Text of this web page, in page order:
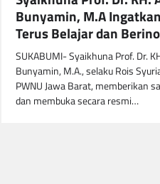
Bunyamin, M.A Ingatkan
Terus Belajar dan
SUKABUMI- Syaikhuna Prof. Dr.
Bunyamin, M.A., selaku Rois
PWNU Jawa Barat, memberikan
dan membuka secara resmi…